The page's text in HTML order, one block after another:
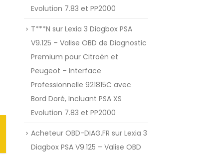
Evolution 7.83 et PP2000
T***N sur Lexia 3 Diagbox PSA
V9.125 – Valise OBD de Diagnostic
Premium pour Citroën et
Peugeot – Interface
Professionnelle 921815C avec
Bord Doré, Incluant PSA XS
Evolution 7.83 et PP2000
Acheteur OBD-DIAG.FR sur Lexia 3
Diagbox PSA V9.125 – Valise OBD